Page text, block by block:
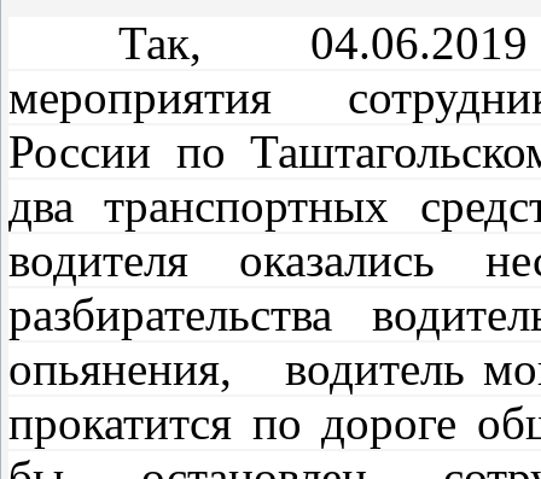
Так,
мероприятия
России по
два транспортных
водителя оказались
разбирательства
опьянения, водитель
прокатится по дороге